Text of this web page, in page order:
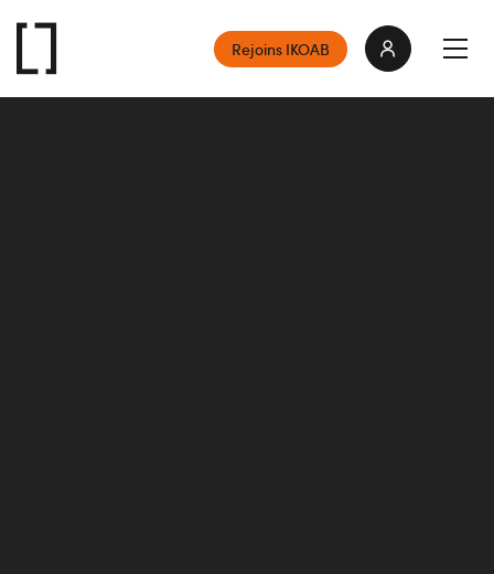
Rejoins IKOAB